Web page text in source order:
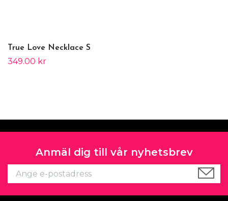
True Love Necklace S
349.00 kr
Anmäl dig till vår nyhetsbrev